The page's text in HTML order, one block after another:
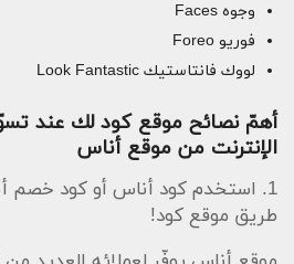
وجوه Faces
فوريو Foreo
لووك فانتاستيك Look Fantastic
أهمّ نصائح موقع كود لك عند
الإنترنت من موقع أناس
1. استخدم كود أناس أو كود خصم
طريق موقع كود!